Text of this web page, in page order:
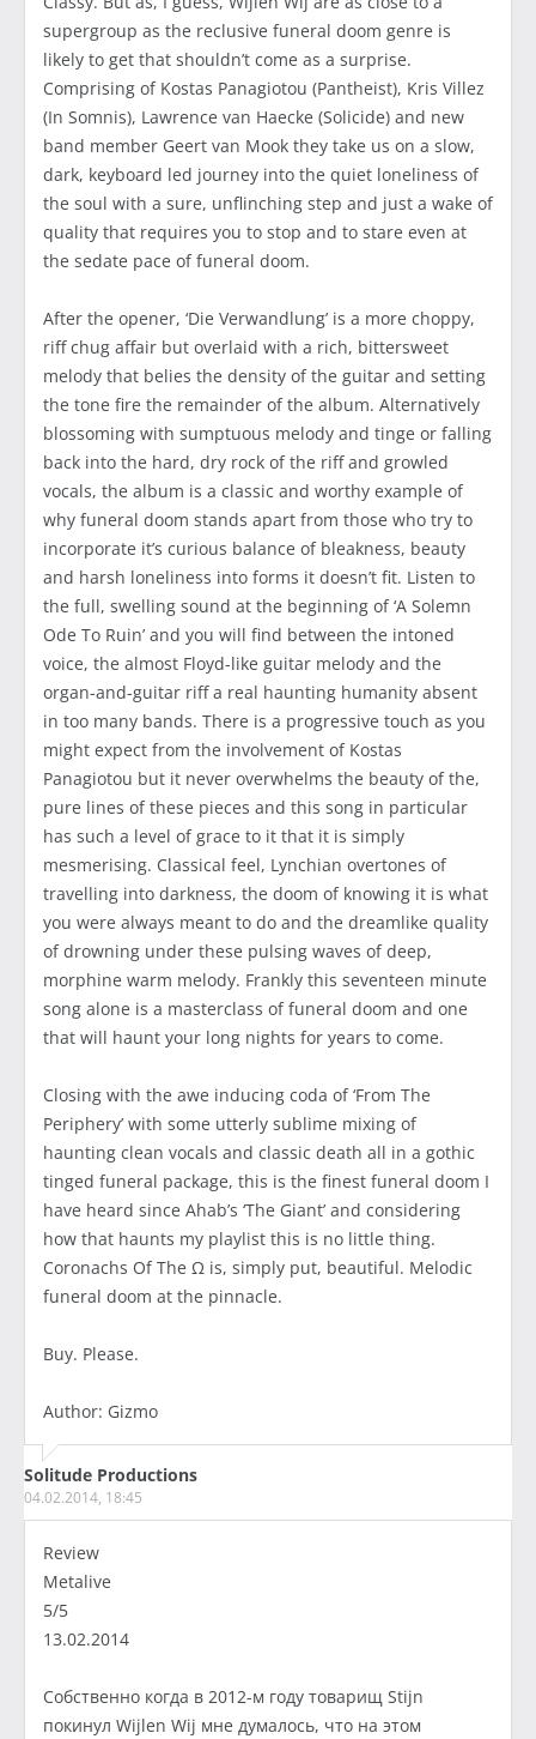
supergroup as the reclusive funeral doom genre is
likely to get that shouldn’t come as a surprise.
Comprising of Kostas Panagiotou (Pantheist), Kris Villez
(In Somnis), Lawrence van Haecke (Solicide) and new
band member Geert van Mook they take us on a slow,
dark, keyboard led journey into the quiet loneliness of
the soul with a sure, unflinching step and just a wake of
quality that requires you to stop and to stare even at
the sedate pace of funeral doom.
After the opener, ‘Die Verwandlung’ is a more choppy,
riff chug affair but overlaid with a rich, bittersweet
melody that belies the density of the guitar and setting
the tone fire the remainder of the album. Alternatively
blossoming with sumptuous melody and tinge or falling
back into the hard, dry rock of the riff and growled
vocals, the album is a classic and worthy example of
why funeral doom stands apart from those who try to
incorporate it’s curious balance of bleakness, beauty
and harsh loneliness into forms it doesn’t fit. Listen to
the full, swelling sound at the beginning of ‘A Solemn
Ode To Ruin’ and you will find between the intoned
voice, the almost Floyd-like guitar melody and the
organ-and-guitar riff a real haunting humanity absent
in too many bands. There is a progressive touch as you
might expect from the involvement of Kostas
Panagiotou but it never overwhelms the beauty of the,
pure lines of these pieces and this song in particular
has such a level of grace to it that it is simply
mesmerising. Classical feel, Lynchian overtones of
travelling into darkness, the doom of knowing it is what
you were always meant to do and the dreamlike quality
of drowning under these pulsing waves of deep,
morphine warm melody. Frankly this seventeen minute
song alone is a masterclass of funeral doom and one
that will haunt your long nights for years to come.
Closing with the awe inducing coda of ‘From The
Periphery’ with some utterly sublime mixing of
haunting clean vocals and classic death all in a gothic
tinged funeral package, this is the finest funeral doom I
have heard since Ahab’s ‘The Giant’ and considering
how that haunts my playlist this is no little thing.
Coronachs Of The Ω is, simply put, beautiful. Melodic
funeral doom at the pinnacle.
Buy. Please.
Author: Gizmo
Solitude Productions
04.02.2014, 18:45
Review
Metalive
5/5
13.02.2014
Собственно когда в 2012-м году товарищ Stijn
покинул Wijlen Wij мне думалось, что на этом